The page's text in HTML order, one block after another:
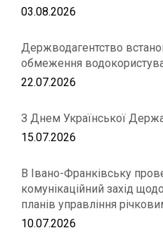
03.08.2026
Держводагентство
обмеження
22.07.2026
З Днем Української
15.07.2026
В Івано-Франківську
комунікаційний захід
планів управління
10.07.2026